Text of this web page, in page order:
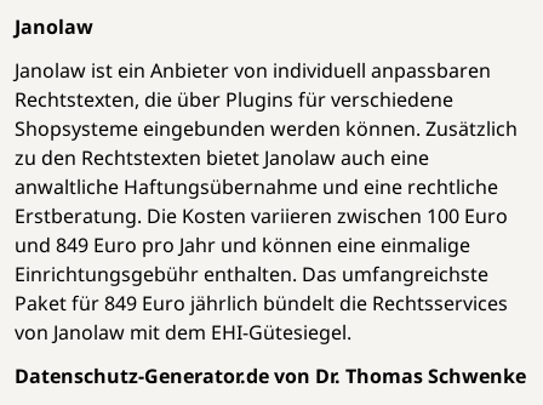
Janolaw
Janolaw ist ein Anbieter von individuell anpassbaren
Rechtstexten, die über Plugins für verschiedene
Shopsysteme eingebunden werden können. Zusätzlich
zu den Rechtstexten bietet Janolaw auch eine
anwaltliche Haftungsübernahme und eine rechtliche
Erstberatung. Die Kosten variieren zwischen 100 Euro
und 849 Euro pro Jahr und können eine einmalige
Einrichtungsgebühr enthalten. Das umfangreichste
Paket für 849 Euro jährlich bündelt die Rechtsservices
von Janolaw mit dem EHI-Gütesiegel.
Datenschutz-Generator.de von Dr. Thomas Schwenke